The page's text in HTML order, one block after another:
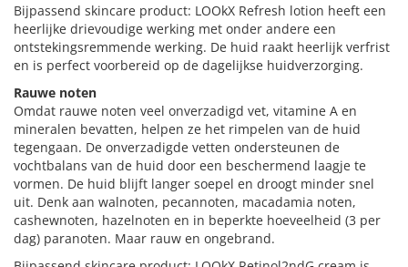
Bijpassend skincare product: LOOkX Refresh lotion heeft een
heerlijke drievoudige werking met onder andere een
ontstekingsremmende werking. De huid raakt heerlijk verfrist
en is perfect voorbereid op de dagelijkse huidverzorging.
Rauwe noten
Omdat rauwe noten veel onverzadigd vet, vitamine A en
mineralen bevatten, helpen ze het rimpelen van de huid
tegengaan. De onverzadigde vetten ondersteunen de
vochtbalans van de huid door een beschermend laagje te
vormen. De huid blijft langer soepel en droogt minder snel
uit. Denk aan walnoten, pecannoten, macadamia noten,
cashewnoten, hazelnoten en in beperkte hoeveelheid (3 per
dag) paranoten. Maar rauw en ongebrand.